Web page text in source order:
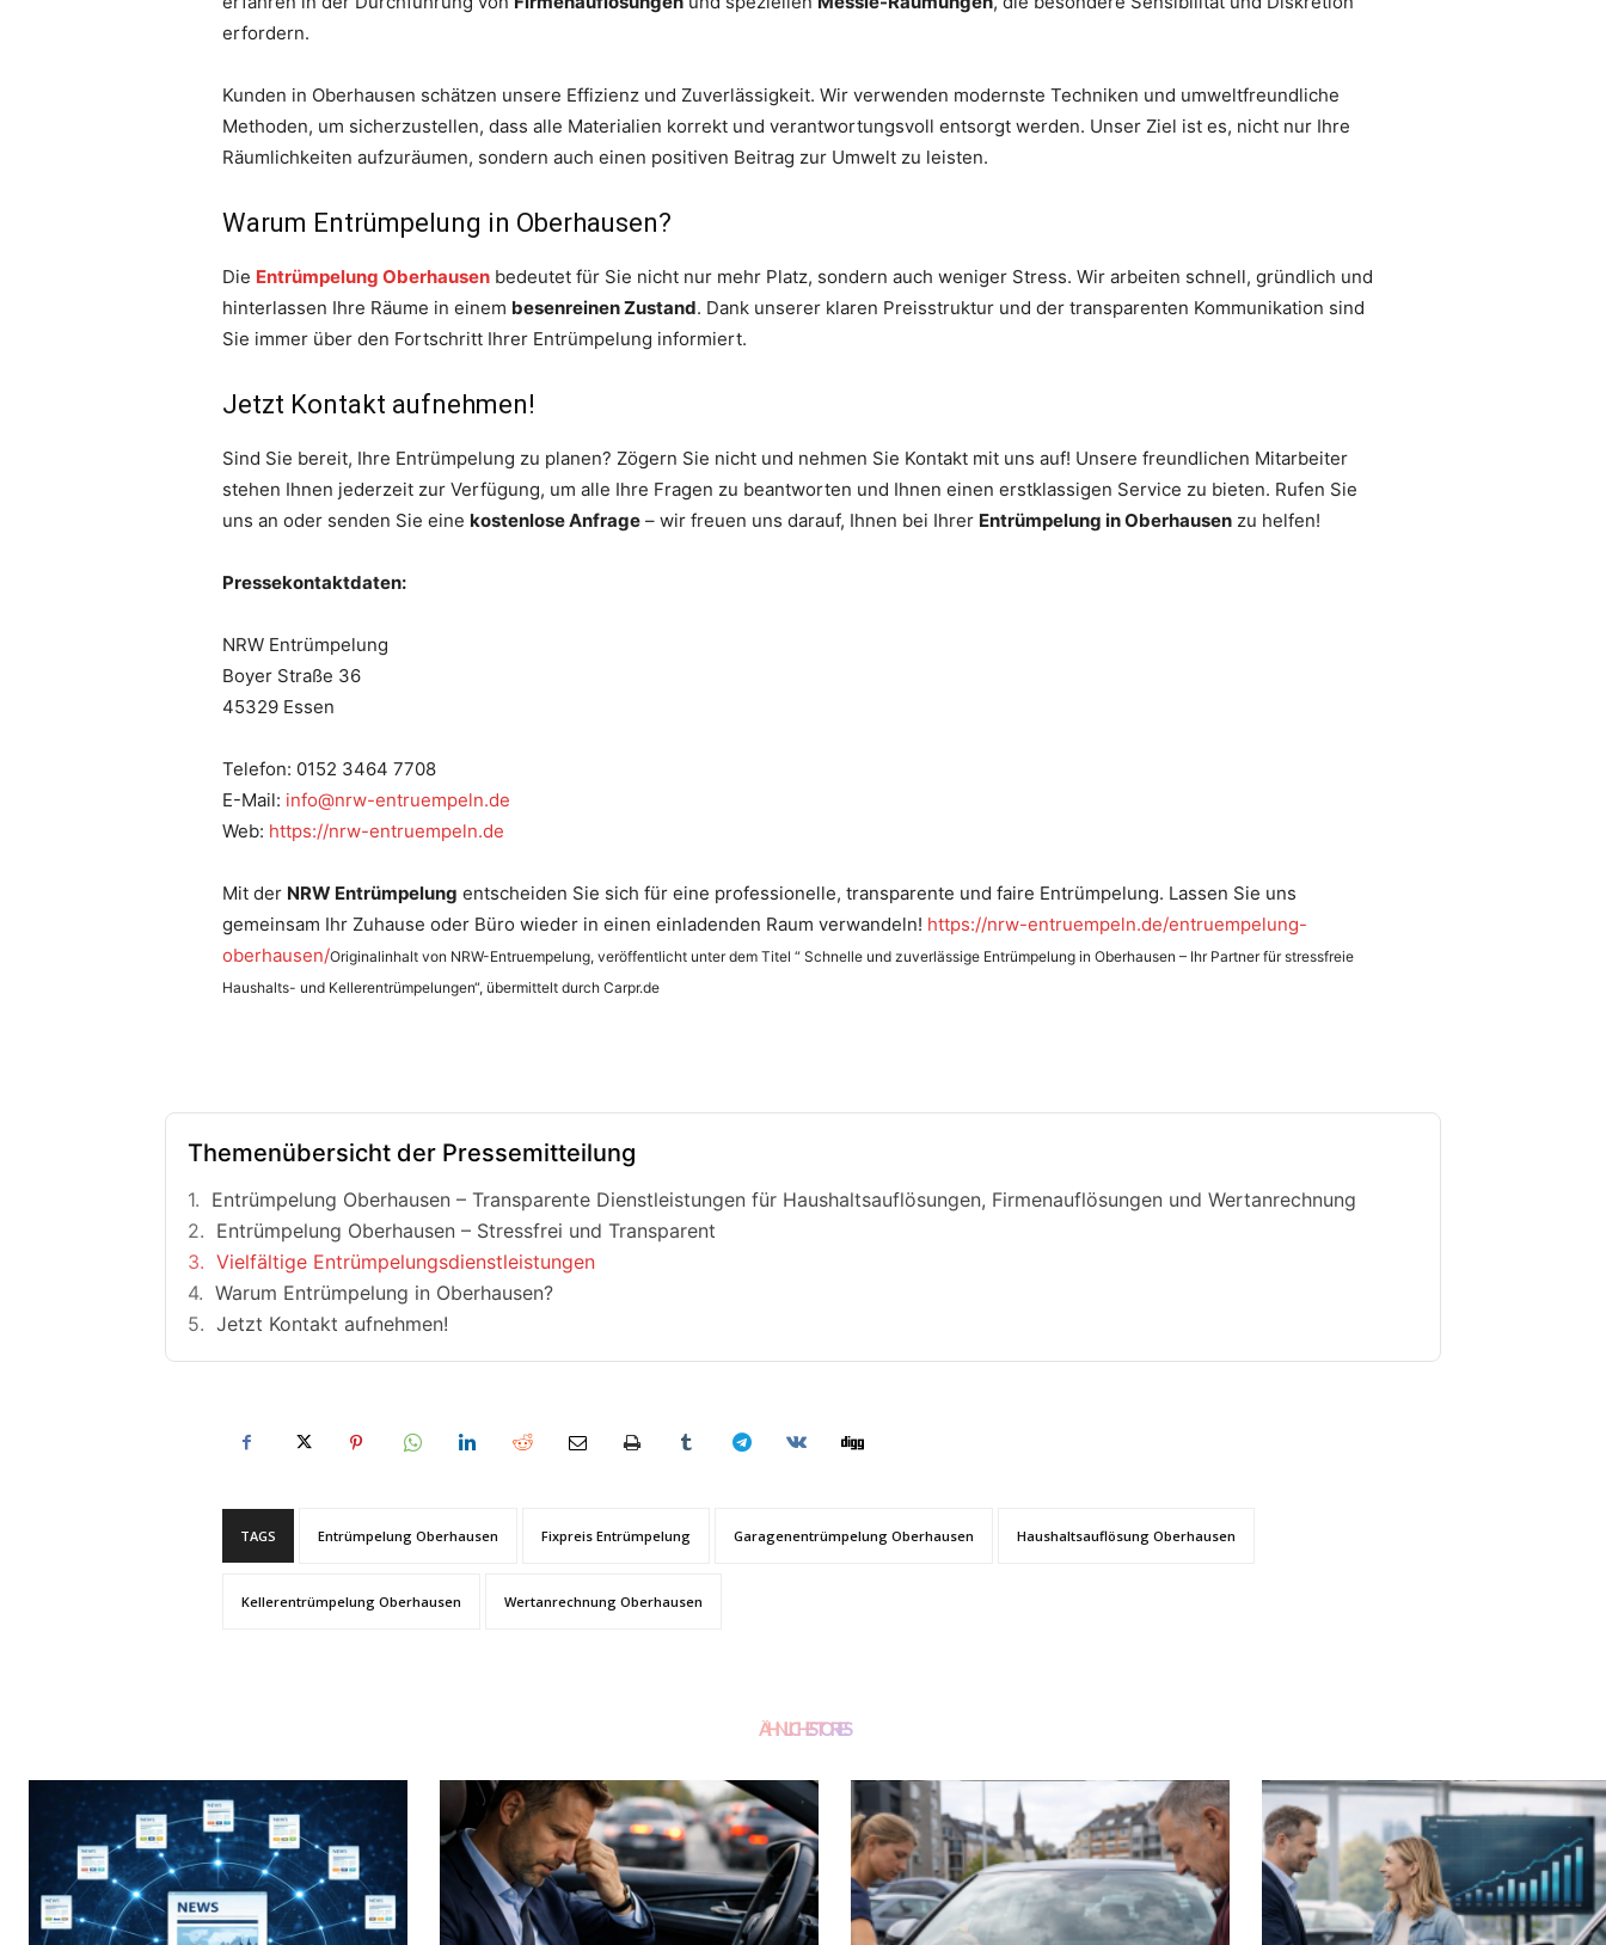
erfordern.
Kunden in Oberhausen schätzen unsere Effizienz und Zuverlässigkeit. Wir verwenden modernste Techniken und umweltfreundliche
Methoden, um sicherzustellen, dass alle Materialien korrekt und verantwortungsvoll entsorgt werden. Unser Ziel ist es, nicht nur Ihre
Räumlichkeiten aufzuräumen, sondern auch einen positiven Beitrag zur Umwelt zu leisten.
Warum Entrümpelung in Oberhausen?
Die Entrümpelung Oberhausen bedeutet für Sie nicht nur mehr Platz, sondern auch weniger Stress. Wir arbeiten schnell, gründlich und
hinterlassen Ihre Räume in einem besenreinen Zustand. Dank unserer klaren Preisstruktur und der transparenten Kommunikation sind
Sie immer über den Fortschritt Ihrer Entrümpelung informiert.
Jetzt Kontakt aufnehmen!
Sind Sie bereit, Ihre Entrümpelung zu planen? Zögern Sie nicht und nehmen Sie Kontakt mit uns auf! Unsere freundlichen Mitarbeiter
stehen Ihnen jederzeit zur Verfügung, um alle Ihre Fragen zu beantworten und Ihnen einen erstklassigen Service zu bieten. Rufen Sie
uns an oder senden Sie eine kostenlose Anfrage – wir freuen uns darauf, Ihnen bei Ihrer Entrümpelung in Oberhausen zu helfen!
Pressekontaktdaten:
NRW Entrümpelung
Boyer Straße 36
45329 Essen
Telefon: 0152 3464 7708
E-Mail: info@nrw-entruempeln.de
Web: https://nrw-entruempeln.de
Mit der NRW Entrümpelung entscheiden Sie sich für eine professionelle, transparente und faire Entrümpelung. Lassen Sie uns
gemeinsam Ihr Zuhause oder Büro wieder in einen einladenden Raum verwandeln! https://nrw-entruempeln.de/entruempelung-
oberhausen/Originalinhalt von NRW-Entruempelung, veröffentlicht unter dem Titel “ Schnelle und zuverlässige Entrümpelung in Oberhausen – Ihr Partner für stressfreie
Haushalts- und Kellerentrümpelungen“, übermittelt durch Carpr.de
Themenübersicht der Pressemitteilung
Entrümpelung Oberhausen – Transparente Dienstleistungen für Haushaltsauflösungen, Firmenauflösungen und Wertanrechnung
Entrümpelung Oberhausen – Stressfrei und Transparent
Vielfältige Entrümpelungsdienstleistungen
Warum Entrümpelung in Oberhausen?
Jetzt Kontakt aufnehmen!
TAGS Entrümpelung Oberhausen Fixpreis Entrümpelung Garagenentrümpelung Oberhausen Haushaltsauflösung Oberhausen
Kellerentrümpelung Oberhausen Wertanrechnung Oberhausen
ÄHNLICHE STORIES